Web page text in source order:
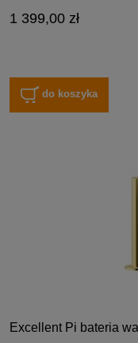
1 399,00 zł
do koszyka
Excellent Pi bateria